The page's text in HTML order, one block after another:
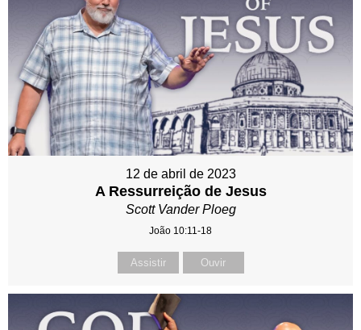
12 de abril de 2023
A Ressurreição de Jesus
Scott Vander Ploeg
João 10:11-18
Assistir Ouvir